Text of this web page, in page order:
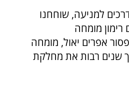
למניעה, שוחחנו
רימון מומחה
אפרים יאול, מומחה
שנים רבות את מחלקת